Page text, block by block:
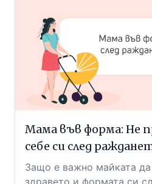
Мама във форма: Не
себе си след
Защо е важно майката
здравето и формата си